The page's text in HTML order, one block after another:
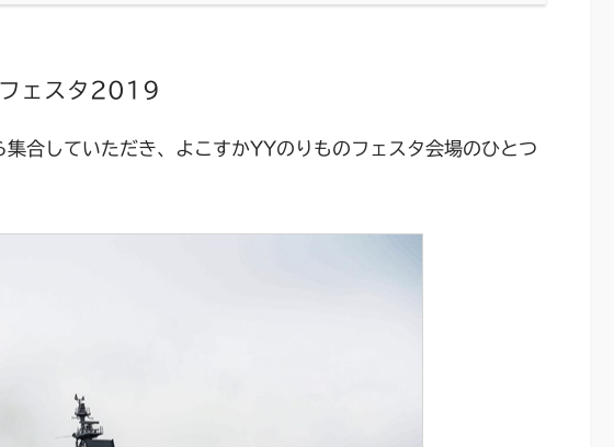
フェスタ2019
合していただき、よこすかYYのりものフェスタ会場のひとつ